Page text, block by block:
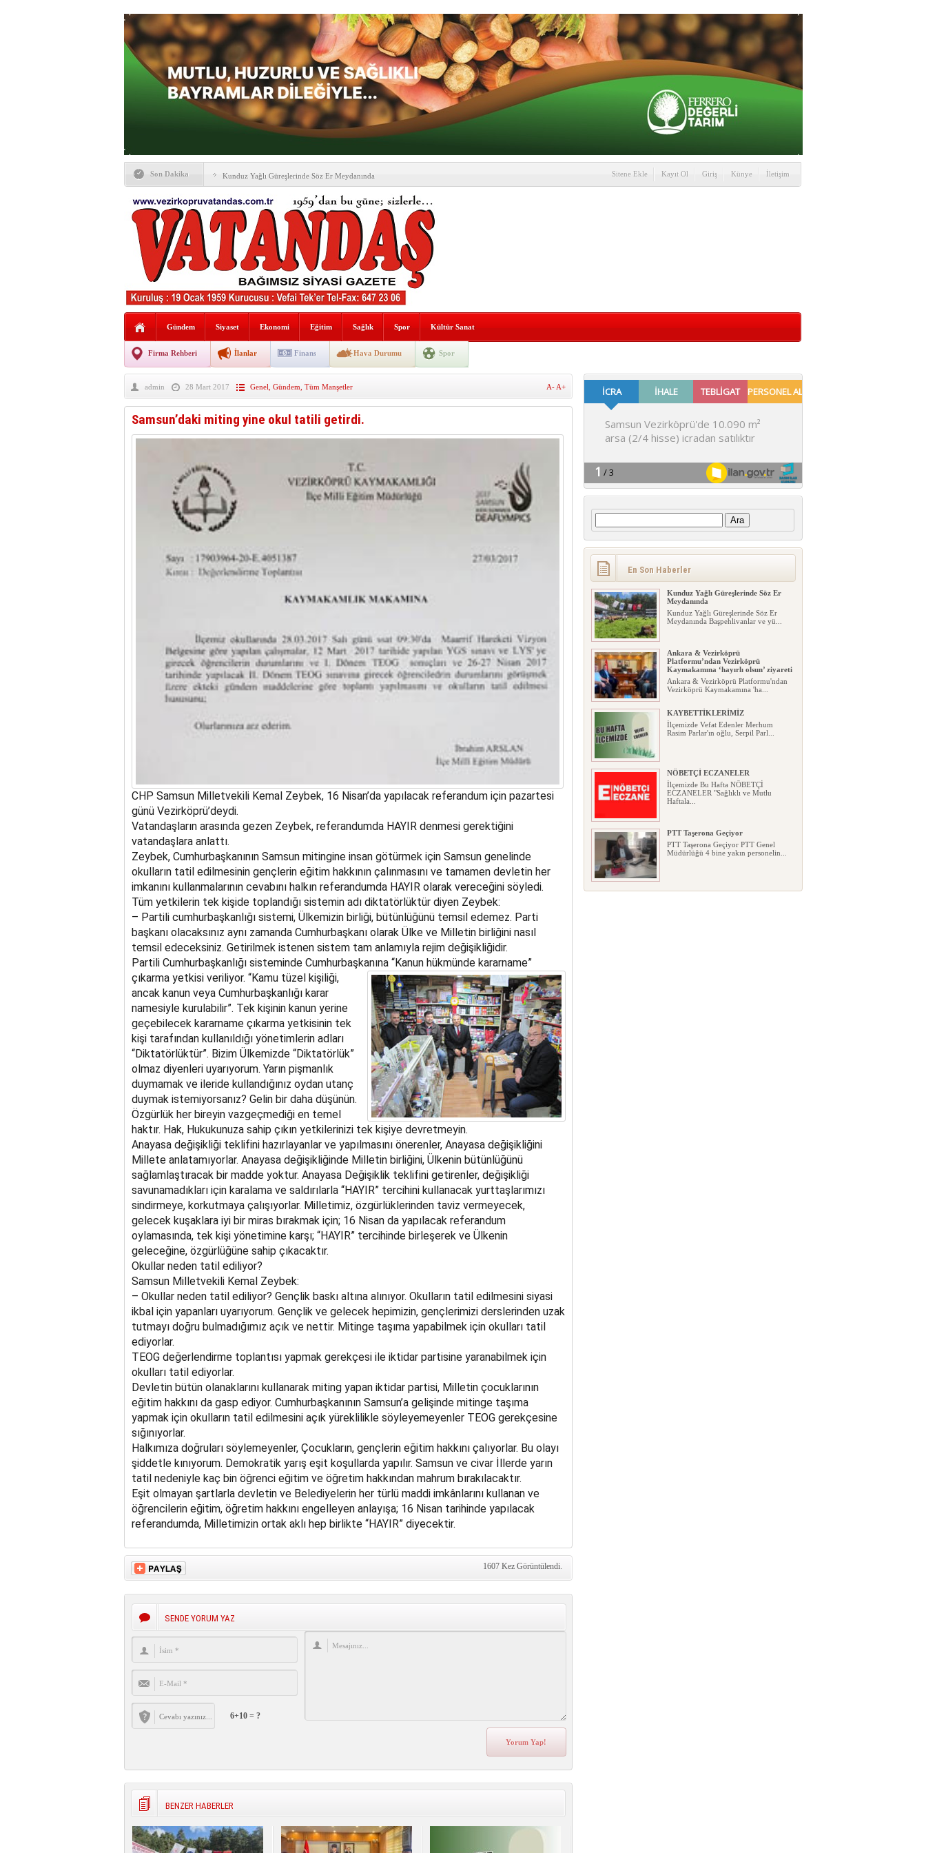
Son Dakika Kunduz Yağlı Güreşlerinde Söz Er Meydanında
Ankara & Vezirköprü Platformu’ndan Vezirköprü
Kaymakamına ‘hayırlı olsun’ ziyareti
KAYBETTİKLERİMİZ
NÖBETÇİ ECZANELER
PTT Taşerona Geçiyor
Erhan Parlar vefat etti
BANA GÖRE
Vezirköprü CHP’de istifa depremi yaşandı!
Sitene Ekle Kayıt Ol Giriş Künye İletişim
Gündem Siyaset Ekonomi Eğitim Sağlık Spor Kültür Sanat
Firma Rehberi İlanlar Finans Hava Durumu Spor
admin 28 Mart 2017 Genel Gündem Tüm Manşetler A- A+
Samsun’daki miting yine okul tatili getirdi.
CHP Samsun Milletvekili Kemal Zeybek, 16 Nisan’da yapılacak referandum için pazartesi
günü Vezirköprü’deydi.
Vatandaşların arasında gezen Zeybek, referandumda HAYIR denmesi gerektiğini
vatandaşlara anlattı.
Zeybek, Cumhurbaşkanının Samsun mitingine insan götürmek için Samsun genelinde
okulların tatil edilmesinin gençlerin eğitim hakkının çalınmasını ve tamamen devletin her
imkanını kullanmalarının cevabını halkın referandumda HAYIR olarak vereceğini söyledi.
Tüm yetkilerin tek kişide toplandığı sistemin adı diktatörlüktür diyen Zeybek:
– Partili cumhurbaşkanlığı sistemi, Ülkemizin birliği, bütünlüğünü temsil edemez. Parti
başkanı olacaksınız aynı zamanda Cumhurbaşkanı olarak Ülke ve Milletin birliğini nasıl
temsil edeceksiniz. Getirilmek istenen sistem tam anlamıyla rejim değişikliğidir.
Partili Cumhurbaşkanlığı sisteminde Cumhurbaşkanına “Kanun hükmünde kararname”
çıkarma yetkisi veriliyor. “Kamu tüzel kişiliği,
ancak kanun veya Cumhurbaşkanlığı karar
namesiyle kurulabilir”. Tek kişinin kanun yerine
geçebilecek kararname çıkarma yetkisinin tek
kişi tarafından kullanıldığı yönetimlerin adları
“Diktatörlüktür”. Bizim Ülkemizde “Diktatörlük”
olmaz diyenleri uyarıyorum. Yarın pişmanlık
duymamak ve ileride kullandığınız oydan utanç
duymak istemiyorsanız? Gelin bir daha düşünün.
Özgürlük her bireyin vazgeçmediği en temel
haktır. Hak, Hukukunuza sahip çıkın yetkilerinizi tek kişiye devretmeyin.
Anayasa değişikliği teklifini hazırlayanlar ve yapılmasını önerenler, Anayasa değişikliğini
Millete anlatamıyorlar. Anayasa değişikliğinde Milletin birliğini, Ülkenin bütünlüğünü
sağlamlaştıracak bir madde yoktur. Anayasa Değişiklik teklifini getirenler, değişikliği
savunamadıkları için karalama ve saldırılarla “HAYIR” tercihini kullanacak yurttaşlarımızı
sindirmeye, korkutmaya çalışıyorlar. Milletimiz, özgürlüklerinden taviz vermeyecek,
gelecek kuşaklara iyi bir miras bırakmak için; 16 Nisan da yapılacak referandum
oylamasında, tek kişi yönetimine karşı; “HAYIR” tercihinde birleşerek ve Ülkenin
geleceğine, özgürlüğüne sahip çıkacaktır.
Okullar neden tatil ediliyor?
Samsun Milletvekili Kemal Zeybek:
– Okullar neden tatil ediliyor? Gençlik baskı altına alınıyor. Okulların tatil edilmesini siyasi
ikbal için yapanları uyarıyorum. Gençlik ve gelecek hepimizin, gençlerimizi derslerinden uzak
tutmayı doğru bulmadığımız açık ve nettir. Mitinge taşıma yapabilmek için okulları tatil
ediyorlar.
TEOG değerlendirme toplantısı yapmak gerekçesi ile iktidar partisine yaranabilmek için
okulları tatil ediyorlar.
Devletin bütün olanaklarını kullanarak miting yapan iktidar partisi, Milletin çocuklarının
eğitim hakkını da gasp ediyor. Cumhurbaşkanının Samsun’a gelişinde mitinge taşıma
yapmak için okulların tatil edilmesini açık yüreklilikle söyleyemeyenler TEOG gerekçesine
sığınıyorlar.
Halkımıza doğruları söylemeyenler, Çocukların, gençlerin eğitim hakkını çalıyorlar. Bu olayı
şiddetle kınıyorum. Demokratik yarış eşit koşullarda yapılır. Samsun ve civar İllerde yarın
tatil nedeniyle kaç bin öğrenci eğitim ve öğretim hakkından mahrum bırakılacaktır.
Eşit olmayan şartlarla devletin ve Belediyelerin her türlü maddi imkânlarını kullanan ve
öğrencilerin eğitim, öğretim hakkını engelleyen anlayışa; 16 Nisan tarihinde yapılacak
referandumda, Milletimizin ortak aklı hep birlikte “HAYIR” diyecektir.
1607 Kez Görüntülendi.
SENDE YORUM YAZ
6+10 = ?
BENZER HABERLER
Arama:
En Son Haberler
Kunduz Yağlı Güreşlerinde Söz Er
Meydanında
Kunduz Yağlı Güreşlerinde Söz Er
Meydanında Başpehlivanlar ve yü...
Ankara & Vezirköprü
Platformu’ndan Vezirköprü
Kaymakamına ‘hayırlı olsun’ ziyareti
Ankara & Vezirköprü Platformu'ndan
Vezirköprü Kaymakamına 'ha...
KAYBETTİKLERİMİZ
İlçemizde Vefat Edenler Merhum
Rasim Parlar'ın oğlu, Serpil Parl...
NÖBETÇİ ECZANELER
İlçemizde Bu Hafta NÖBETÇİ
ECZANELER "Sağlıklı ve Mutlu
Haftala...
PTT Taşerona Geçiyor
PTT Taşerona Geçiyor PTT Genel
Müdürlüğü 4 bine yakın personelin...
Erhan Parlar vefat etti